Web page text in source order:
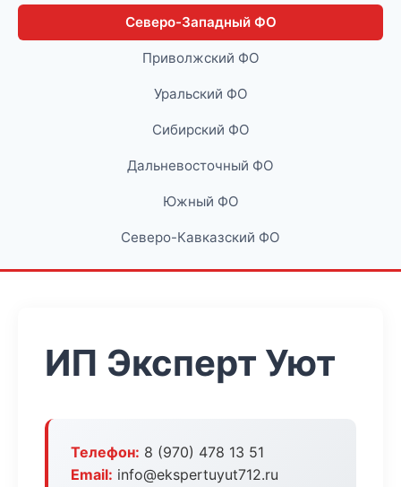
Северо-Западный ФО
Приволжский ФО
Уральский ФО
Сибирский ФО
Дальневосточный ФО
Южный ФО
Северо-Кавказский ФО
ИП Эксперт Уют
Телефон: 8 (970) 478 13 51
Email: info@ekspertuyut712.ru